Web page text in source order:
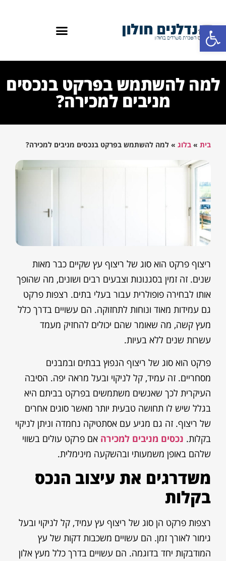
פתח סרגל נגישות
למה להשתמש בפרקט בנכסים
מניבים למכירה?
בית » בלוג » למה להשתמש בפרקט בנכסים מניבים למכירה?
ריצוף פרקט הוא סוג של ריצוף עץ שקיים כבר מאות
שנים. זה זמין בסגנונות וצבעים רבים ושונים, מה שהופך
אותו לבחירה פופולרית עבור בעלי בתים. רצפות פרקט
גם עמידות מאוד ונוחות לתחזוקה. הם עשויים בדרך כלל
מעץ קשה, מה שאומר שהם יכולים להחזיק מעמד
עשרות שנים ללא בעיות.
פרקט הוא סוג של ריצוף הנפוץ בבתים ובמבנים
מסחריים. זה עמיד, קל לניקוי ובעל מראה יפה. הסיבה
העיקרית לכך שאנשים משתמשים בפרקט בביתם היא
בגלל שיש לו תחושה טבעית יותר מאשר סוגים אחרים
של ריצוף. זה גם מגיע עם אסתטיקה נחמדה וניתן לניקוי
בקלות. נכסים מניבים למכירה אם פרקט עולים בשווי
שלהם באופן משמעותי ובהשקעה מינימלית.
משדרגים את עיצוב הנכס
בקלות
רצפות פרקט הן סוג של ריצוף עץ עמיד, קל לניקוי ובעל
גימור לאורך זמן. הם עשויים משכבות דקות של עץ
המודבקות יחד בדוגמה. הם עשויים בדרך כלל מעץ אלון